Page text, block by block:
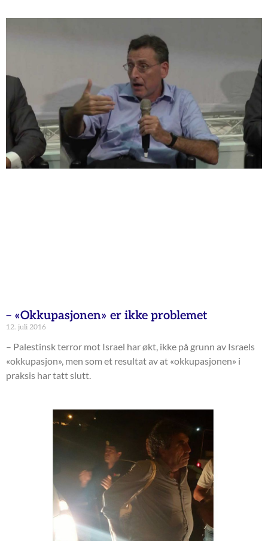
– «Okkupasjonen» er ikke problemet
12. juli 2016
– Palestinsk terror mot Israel har økt, ikke på grunn av Israels
«okkupasjon», men som et resultat av at «okkupasjonen» i
praksis har tatt slutt.